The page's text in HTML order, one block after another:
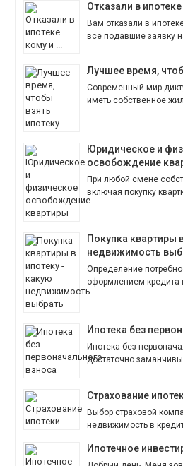
Отказали в
Вам отказали в
все подавшие заявку
Лучшее время,
Современный мир
иметь собственное
Юридическое и
освобождение
При любой смене
включая покупку
Покупка квартиры
недвижимость
Определение
оформлением кредита
Ипотека без
Ипотека без
достаточно
Страхование
Выбор страховой
недвижимость в
Ипотечное